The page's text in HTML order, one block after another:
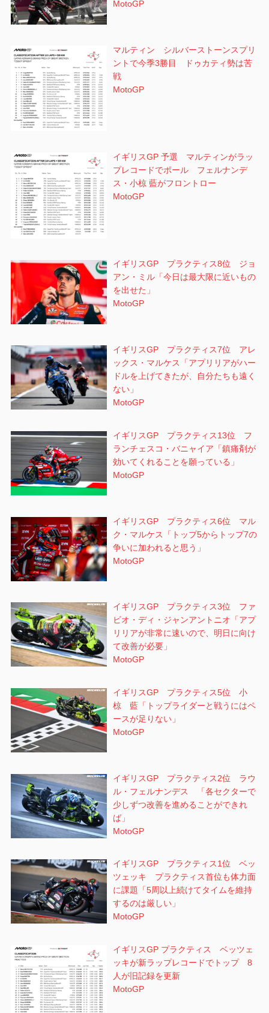
MotoGP
マルティン シルバーストーンスプリ
ントで今季3勝目 ドゥカティ勢は苦
戦
MotoGP
イギリスGP 予選 マルティンがラッ
プレコードでポール フェルナンデ
ス・小椋 藍がフロントロー
MotoGP
イギリスGP プラクティス8位 ジョ
アン・ミル「今日は最大限に近いもの
を出せた」
MotoGP
イギリスGP プラクティス7位 アレ
ックス・マルケス「アプリリアがハー
ドルを上げてきたが、自分たちも遠く
ない」
MotoGP
イギリスGP プラクティス13位 フ
ランチェスコ・バニャイア「鎮痛剤が
効いてくれることを願っている」
MotoGP
イギリスGP プラクティス6位 マル
ク・マルケス「トップ5からトップ7の
争いに加われると思う」
MotoGP
イギリスGP プラクティス3位 ファ
ビオ・ディ・ジャンアントニオ「アプ
リリアが非常に速いので、明日に向け
て改善が必要」
MotoGP
イギリスGP プラクティス5位 小
椋 藍「トップライダーと戦うにはペ
ースが足りない」
MotoGP
イギリスGP プラクティス2位 ラウ
ル・フェルナンデス 「各セクターで
少しずつ改善を進めることができれ
ば」
MotoGP
イギリスGP プラクティス1位 ベッ
ツェッキ プラクティス首位も体力面
に課題「5周以上続けてタイムを維持
するのは厳しい」
MotoGP
イギリスGP プラクティス ベッツェ
ッキが新ラップレコードでトップ 8
人が旧記録を更新
MotoGP